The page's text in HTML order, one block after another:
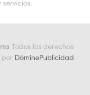
Todos los derechos
por DóminePublicidad